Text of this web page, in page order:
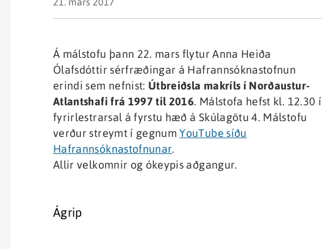
Á málstofu þann 22. mars flytur Anna Heiða
Ólafsdóttir sérfræðingar á Hafrannsóknastofnun
erindi sem nefnist: Útbreiðsla makríls í Norðaustur-
Atlantshafi frá 1997 til 2016. Málstofa hefst kl. 12.30 í
fyrirlestrarsal á fyrstu hæð á Skúlagötu 4. Málstofu
verður streymt í gegnumYouTube síðu
Hafrannsóknastofnunar.
Allir velkomnir og ókeypis aðgangur.
Ágrip